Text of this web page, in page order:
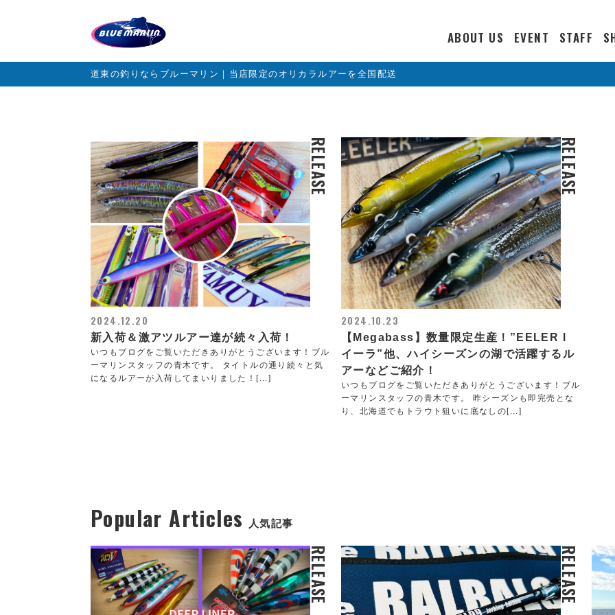
ABOUT US EVENT STAFF
道東の釣りならブルーマリン｜当店限定のオリカラルアーを全国配送
RELEASE
2024.12.20
新入荷＆激アツルアー達が続々入荷！
いつもブログをご覧いただきありがとうございます！ブル
ーマリンスタッフの青木です。 タイトルの通り続々と気
になるルアーが入荷してまいりました！[...]
RELEASE
2024.10.23
【Megabass】数量限定生産！”EELER l
イーラ”他、ハイシーズンの湖で活躍するル
アーなどご紹介！
いつもブログをご覧いただきありがとうございます！ブル
ーマリンスタッフの青木です。 昨シーズンも即完売とな
り、北海道でもトラウト狙いに底なしの[...]
Popular Articles 人気記事
RELEASE RELEASE